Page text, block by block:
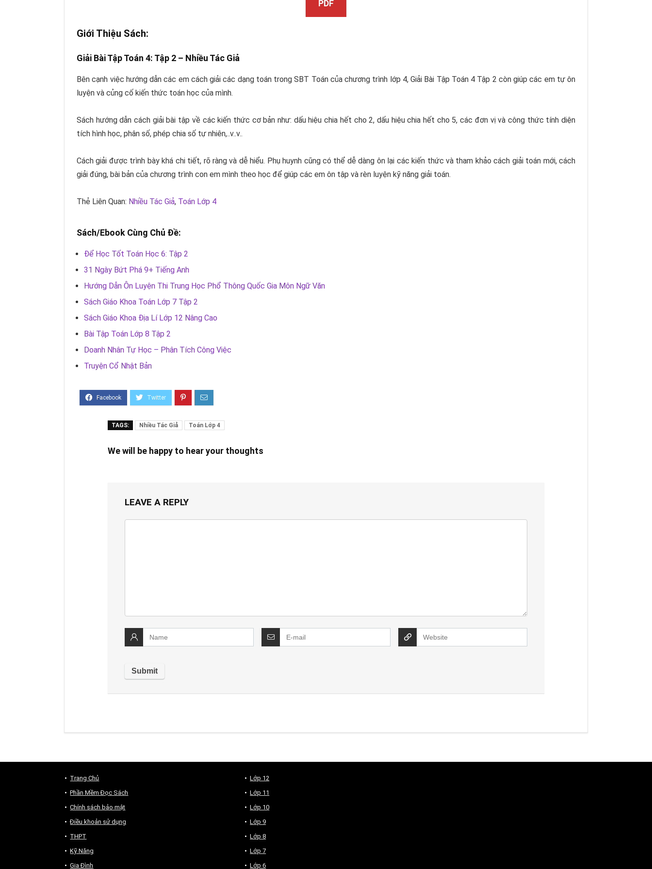
PDF
Giới Thiệu Sách:
Giải Bài Tập Toán 4: Tập 2 – Nhiều Tác Giả
Bên cạnh việc hướng dẫn các em cách giải các dạng toán trong SBT Toán của chương trình lớp 4, Giải Bài Tập Toán 4 Tập 2 còn giúp các em tự ôn
luyện và củng cố kiến thức toán học của mình.
Sách hướng dẫn cách giải bài tập về các kiến thức cơ bản như: dấu hiệu chia hết cho 2, dấu hiệu chia hết cho 5, các đơn vị và công thức tính diện
tích hình học, phân số, phép chia số tự nhiên,..v..v..
Cách giải được trình bày khá chi tiết, rõ ràng và dễ hiểu. Phụ huynh cũng có thể dễ dàng ôn lại các kiến thức và tham khảo cách giải toán mới, cách
giải đúng, bài bản của chương trình con em mình theo học để giúp các em ôn tập và rèn luyện kỹ năng giải toán.
Thẻ Liên Quan: Nhiều Tác Giả, Toán Lớp 4
Sách/Ebook Cùng Chủ Đề:
Để Học Tốt Toán Học 6: Tập 2
31 Ngày Bứt Phá 9+ Tiếng Anh
Hướng Dẫn Ôn Luyện Thi Trung Học Phổ Thông Quốc Gia Môn Ngữ Văn
Sách Giáo Khoa Toán Lớp 7 Tập 2
Sách Giáo Khoa Địa Lí Lớp 12 Nâng Cao
Bài Tập Toán Lớp 8 Tập 2
Doanh Nhân Tự Học – Phân Tích Công Việc
Truyện Cổ Nhật Bản
TAGS: Nhiều Tác Giả Toán Lớp 4
We will be happy to hear your thoughts
LEAVE A REPLY
Trang Chủ
Phần Mềm Đọc Sách
Chính sách bảo mật
Điều khoản sử dụng
THPT
Kỹ Năng
Gia Đình
Lớp 12
Lớp 11
Lớp 10
Lớp 9
Lớp 8
Lớp 7
Lớp 6